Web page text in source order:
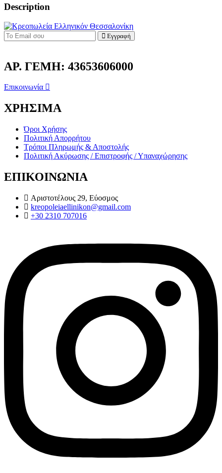
Description
Εγγραφή
ΑΡ. ΓΕΜΗ: 43653606000
Επικοινωνία
ΧΡΗΣΙΜΑ
Όροι Χρήσης
Πολιτική Απορρήτου
Τρόποι Πληρωμής & Αποστολής
Πολιτική Ακύρωσης / Επιστροφής / Υπαναχώρησης
ΕΠΙΚΟΙΝΩΝΙΑ
Αριστοτέλους 29, Εύοσμος
kreopoleiaellinikon@gmail.com
+30 2310 707016